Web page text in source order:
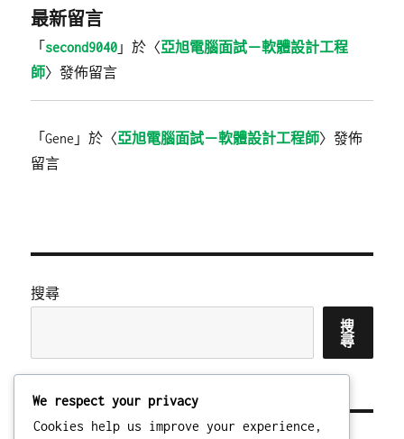
最新留言
「 second9040 」於〈亞旭電腦面試－軟體設計工程
師〉發佈留言
「Gene 」於〈亞旭電腦面試－軟體設計工程師〉發佈
留言
搜尋
搜
尋
We respect your privacy
Cookies help us improve your experience,